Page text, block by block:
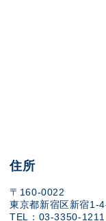
住所
〒160-0022
東京都新宿区新宿1-
TEL：03-3350-1211